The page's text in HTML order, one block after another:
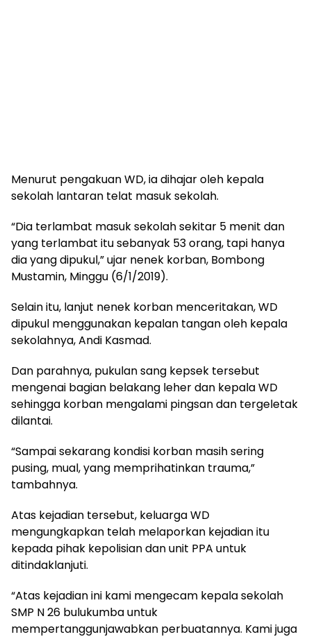
Menurut pengakuan WD, ia dihajar oleh kepala
sekolah lantaran telat masuk sekolah.
“Dia terlambat masuk sekolah sekitar 5 menit dan
yang terlambat itu sebanyak 53 orang, tapi hanya
dia yang dipukul,” ujar nenek korban, Bombong
Mustamin, Minggu (6/1/2019).
Selain itu, lanjut nenek korban menceritakan, WD
dipukul menggunakan kepalan tangan oleh kepala
sekolahnya, Andi Kasmad.
Dan parahnya, pukulan sang kepsek tersebut
mengenai bagian belakang leher dan kepala WD
sehingga korban mengalami pingsan dan tergeletak
dilantai.
“Sampai sekarang kondisi korban masih sering
pusing, mual, yang memprihatinkan trauma,”
tambahnya.
Atas kejadian tersebut, keluarga WD
mengungkapkan telah melaporkan kejadian itu
kepada pihak kepolisian dan unit PPA untuk
ditindaklanjuti.
“Atas kejadian ini kami mengecam kepala sekolah
SMP N 26 bulukumba untuk
mempertanggunjawabkan perbuatannya. Kami juga